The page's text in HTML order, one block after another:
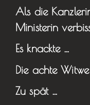
Als die
Ministerin
Es knackte …
Die achte Witwe
Zu spät …